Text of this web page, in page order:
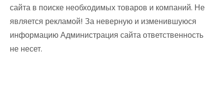
сайта в поиске необходимых товаров и компаний. Не
является рекламой! За неверную и изменившуюся
информацию Администрация сайта ответственность
не несет.